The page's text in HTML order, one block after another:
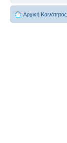
Αρχική Κοινότητας